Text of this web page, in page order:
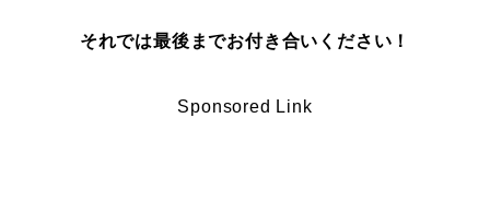
それでは最後までお付き合いください！
Sponsored Link